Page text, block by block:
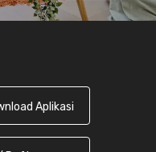
Aplikasi